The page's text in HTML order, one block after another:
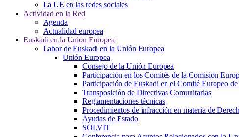
La UE en las redes sociales
Actividad en la Red
Agenda
Actualidad europea
Euskadi en la Unión Europea
Labor de Euskadi en la Unión Europea
Unión Europea
Consejo de la Unión Europea
Participación en los Comités de la Comisión
Participación de Euskadi en el Comité Europeo de
Transposición de Directivas Comunitarias
Reglamentaciones técnicas
Procedimientos de infracción en materia de
Ayudas de Estado
SOLVIT